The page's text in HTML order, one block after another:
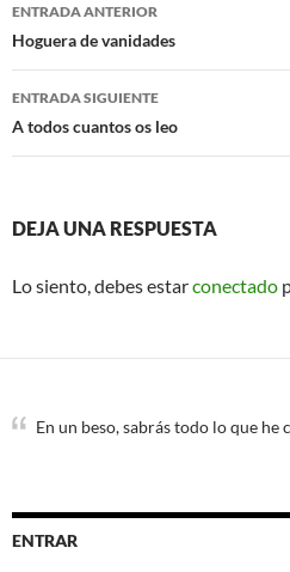
o
r
de
entradas
ENTRADA ANTERIOR
Hoguera de vanidades
ENTRADA SIGUIENTE
A todos cuantos os leo
DEJA UNA RESPUESTA
Lo siento, debes estarconectado
En un beso, sabrás todo lo que he
ENTRAR